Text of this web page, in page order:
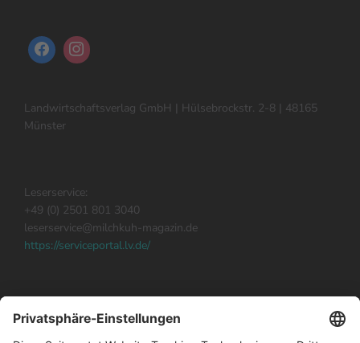
Landwirtschaftsverlag GmbH | Hülsebrockstr. 2-8 | 48165
Münster
Leserservice:
+49 (0) 2501 801 3040
leserservice@milchkuh-magazin.de
https://serviceportal.lv.de/
Milchkuh abonnieren
Impressum